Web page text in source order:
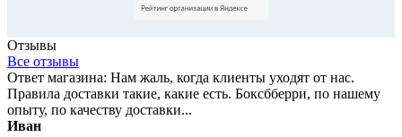
Отзывы
Все отзывы
Ответ магазина: Нам жаль, когда клиенты уходят от нас.
Правила доставки такие, какие есть. Боксбберри, по нашему
опыту, по качеству доставки...
Иван